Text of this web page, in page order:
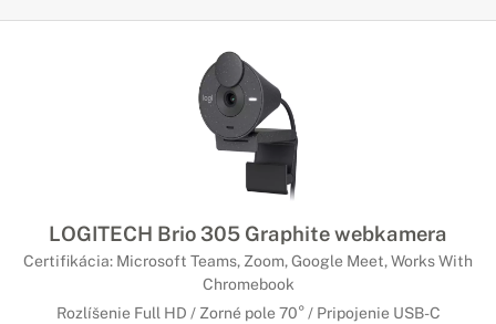
LOGITECH Brio 305 Graphite webkamera
Certifikácia: Microsoft Teams, Zoom, Google Meet, Works With
Chromebook
Rozlíšenie Full HD / Zorné pole 70° / Pripojenie USB-C